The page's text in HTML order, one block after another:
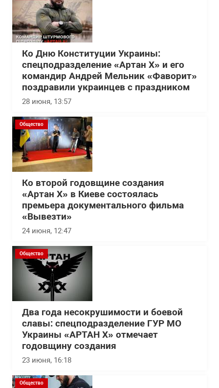
Ко Дню Конституции Украины:
спецподразделение «Артан Х» и его
командир Андрей Мельник «Фаворит»
поздравили украинцев с праздником
28 июня, 13:57
Общество
Ко второй годовщине создания
«Артан Х» в Киеве состоялась
премьера документального фильма
«Вывезти»
24 июня, 12:47
Общество
Два года несокрушимости и боевой
славы: спецподразделение ГУР МО
Украины «АРТАН Х» отмечает
годовщину создания
23 июня, 16:18
Общество